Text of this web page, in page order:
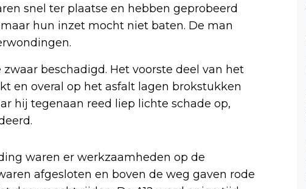
snel ter plaatse en hebben geprobeerd
hun inzet mocht niet baten. De man
beschadigd. Het voorste deel van het
en overal op het asfalt lagen brokstukken
hij tegenaan reed liep lichte schade op,
waren er werkzaamheden op de
afgesloten en boven de weg gaven rode